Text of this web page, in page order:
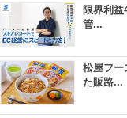
限界利
管...
松屋フー
た販路...